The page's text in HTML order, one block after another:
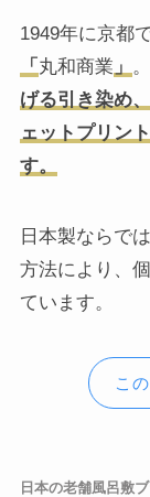
1949年に京都
「 丸和商業 」 。
げる引き染め
ェットプリン
す。
日本製ならで
方法により、
ています。
こ
日本の老舗風呂敷